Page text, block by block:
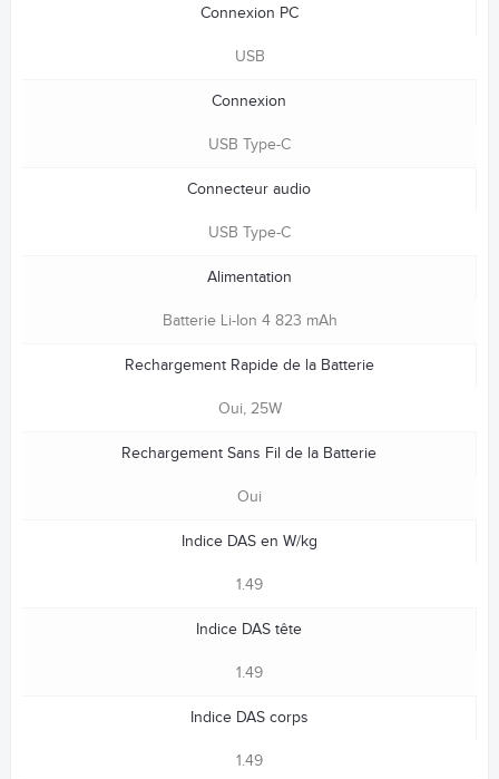
Connexion PC
USB
Connexion
USB Type-C
Connecteur audio
USB Type-C
Alimentation
Batterie Li-Ion 4 823 mAh
Rechargement Rapide de la Batterie
Oui, 25W
Rechargement Sans Fil de la Batterie
Oui
Indice DAS en W/kg
1.49
Indice DAS tête
1.49
Indice DAS corps
1.49